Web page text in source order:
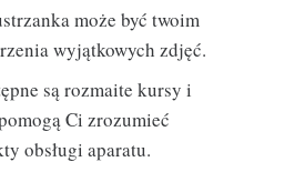
może być twoim
wyjątkowych zdjęć.
są rozmaite kursy i
Ci zrozumieć
obsługi aparatu.